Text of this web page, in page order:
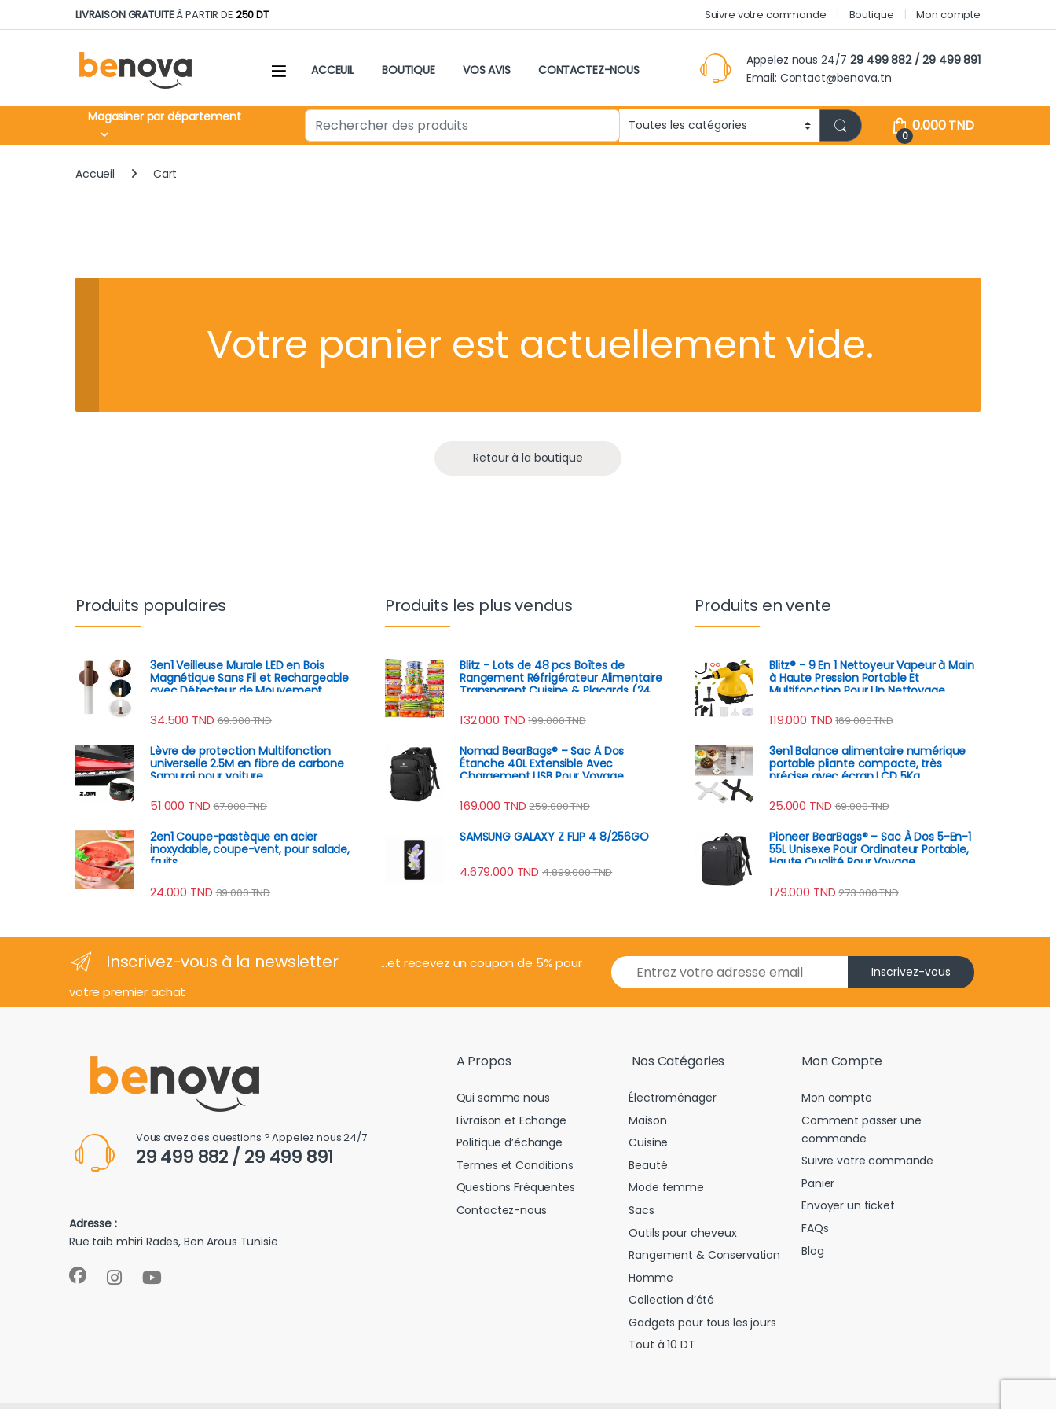
Skip to navigation
Skip to contentLIVRAISON GRATUITEÀ PARTIR DE 250 DT Suivre votre commande Boutique Mon compte
ACCEUIL BOUTIQUE VOS AVIS CONTACTEZ-NOUS
Appelez nous 24/729 499 882 / 29 499 891
Email: Contact@benova.tn
Magasiner par département Search for:
0
0.000TND
Accueil Cart
Votre panier est actuellement vide.
Retour à la boutique
Produits populaires
3en1 Veilleuse Murale LED en Bois
Magnétique Sans Fil et Rechargeable
avec Détecteur de Mouvement
34.500 TND 69.000TND
Lèvre de protection Multifonction
universelle 2.5M en fibre de carbone
Samurai pour voiture
51.000 TND 67.000TND
2en1 Coupe-pastèque en acier
inoxydable, coupe-vent, pour salade,
fruits
24.000 TND 39.000TND
Produits les plus vendus
Blitz - Lots de 48 pcs Boîtes de
Rangement Réfrigérateur Alimentaire
Transparent Cuisine & Placards (24
132.000 TND 199.000TND
Nomad BearBags® – Sac À Dos
Étanche 40L Extensible Avec
Chargement USB Pour Voyage
169.000 TND 259.000TND
SAMSUNG GALAXY Z FLIP 4 8/256GO
4.679.000 TND 4.899.000TND
Produits en vente
Blitz® - 9 En 1 Nettoyeur Vapeur à Main
à Haute Pression Portable Et
Multifonction Pour Un Nettoyage
119.000 TND 169.000TND
3en1 Balance alimentaire numérique
portable pliante compacte, très
précise avec écran LCD 5Kg
25.000 TND 69.000TND
Pioneer BearBags® – Sac À Dos 5-En-1
55L Unisexe Pour Ordinateur Portable,
Haute Qualité Pour Voyage
179.000 TND 273.000TND
Inscrivez-vous à la newsletter
...et recevez un coupon de 5% pour
votre premier achat
E
m
i
Inscrivez-vous
Vous avez des questions ? Appelez nous 24/7
29 499 882 / 29 499 891
Adresse :
Rue taib mhiri Rades, Ben Arous Tunisie
A Propos
Qui somme nous
Livraison et Echange
Politique d’échange
Termes et Conditions
Questions Fréquentes
Contactez-nous
Nos Catégories
Électroménager
Maison
Cuisine
Beauté
Mode femme
Sacs
Outils pour cheveux
Rangement & Conservation
Homme
Collection d’été
Gadgets pour tous les jours
Tout à 10 DT
Mon Compte
Mon compte
Comment passer une
commande
Suivre votre commande
Panier
Envoyer un ticket
FAQs
Blog